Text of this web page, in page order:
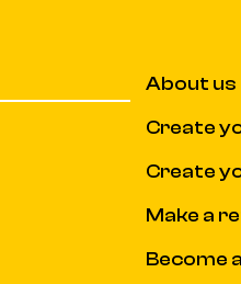
About us
Create
Create
Make a
Become